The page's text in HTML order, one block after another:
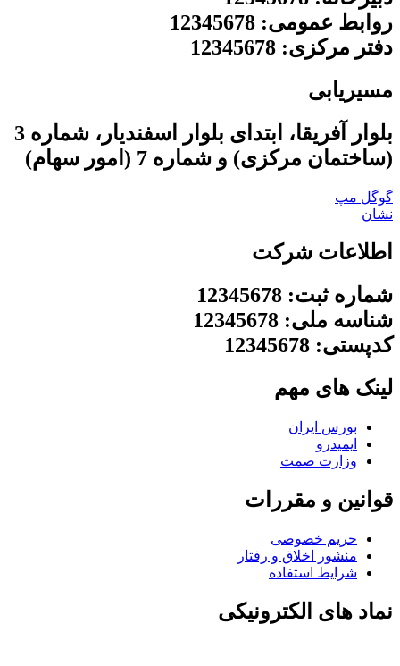
روابط عمومی: 12345678
دفتر مرکزی: 12345678
مسیریابی
بلوار آفریقا، ابتدای بلوار اسفندیار، شماره 3
(ساختمان مرکزی) و شماره 7 (امور سهام)
گوگل مپ
نشان
اطلاعات شرکت
شماره ثبت: 12345678
شناسه ملی: 12345678
کدپستی: 12345678
لینک های مهم
بورس ایران
ایمیدرو
وزارت صمت
قوانین و مقررات
حریم خصوصی
منشور اخلاق و رفتار
شرایط استفاده
نماد های الکترونیکی